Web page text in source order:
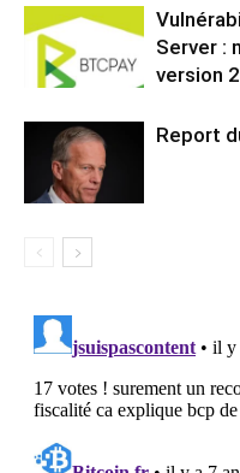
Server :
version
Report